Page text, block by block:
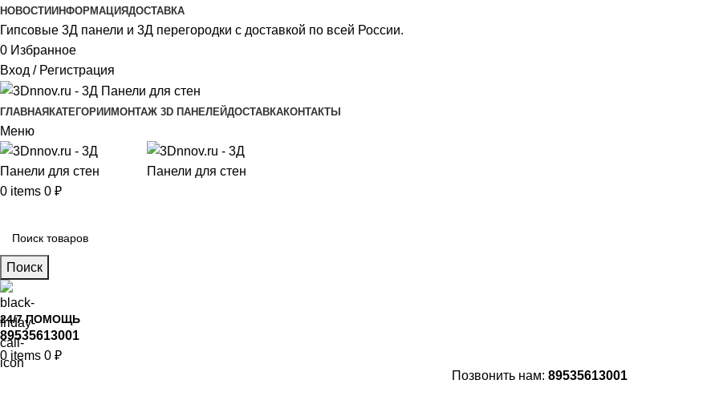
НОВОСТИ ИНФОРМАЦИЯДОСТАВКА
Гипсовые 3Д панели и 3Д перегородки с доставкой по всей России.
0 Избранное
Вход / Регистрация
ГЛАВНАЯ КАТЕГОРИИ МОНТАЖ 3D ПАНЕЛЕЙДОСТАВКАКОНТАКТЫ
Меню
0 items 0 ₽
Поиск
24/7 ПОМОЩЬ
89535613001
0 items 0 ₽
Позвонить нам: 89535613001